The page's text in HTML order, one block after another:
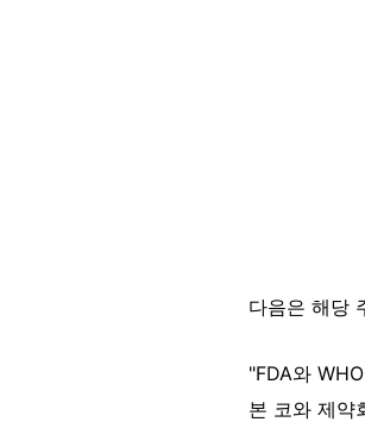
다음은 해당
"FDA와
본 코와 제약